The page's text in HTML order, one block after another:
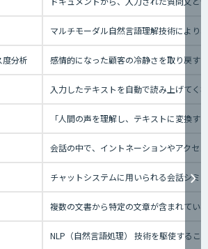
マルチモーダル自然言語理解技術により
度分析 感情的になった顧客の冷静さを取り戻す
入力したテキストを自動で読み上げてく
「人間の声を理解し、テキストに変換
会話の中で、イントネーションやアクセ
チャットシステムに用いられる会話シミ
複数の文書から特定の文章が含まれてい
NLP（自然言語処理） 技術を駆使するこ